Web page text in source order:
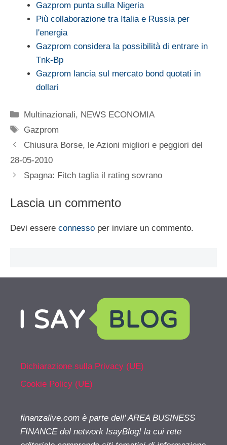
Gazprom punta sulla Nigeria
Più collaborazione tra Italia e Russia per
l'energia
Gazprom considera la possibilità di entrare in
Tnk-Bp
Gazprom lancia sul mercato bond quotati in
dollari
Categorie
Multinazionali, NEWS ECONOMIA
Tag
Gazprom
Chiusura Borse, le Azioni migliori e peggiori del
28-05-2010
Spagna: Fitch taglia il rating sovrano
Lascia un commento
Devi essere connesso per inviare un commento.
Dichiarazione sulla Privacy (UE)
Cookie Policy (UE)
finanzalive.com è parte dell' AREA BUSINESS
FINANCE del network IsayBlog! la cui rete